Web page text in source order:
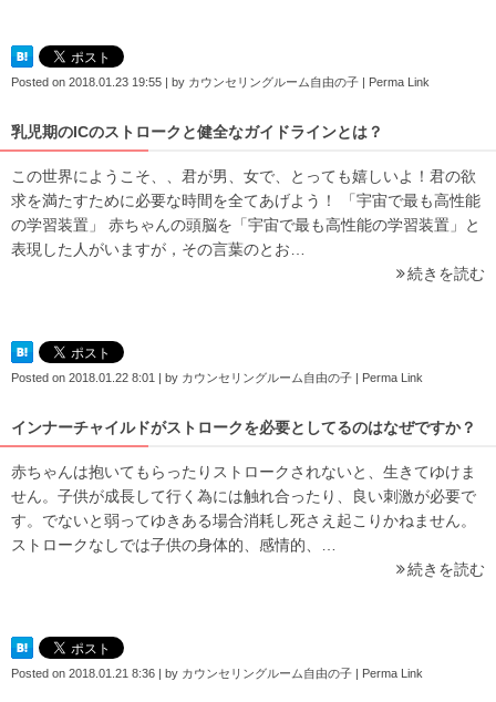
Posted on 2018.01.23 19:55 | by カウンセリングルーム自由の子 | Perma Link
乳児期のICのストロークと健全なガイドラインとは？
この世界にようこそ、、君が男、女で、とっても嬉しいよ！君の欲
求を満たすために必要な時間を全てあげよう！ 「宇宙で最も高性能
の学習装置」 赤ちゃんの頭脳を「宇宙で最も高性能の学習装置」と
表現した人がいますが，その言葉のとお…
続きを読む
Posted on 2018.01.22 8:01 | by カウンセリングルーム自由の子 | Perma Link
インナーチャイルドがストロークを必要としてるのはなぜですか？
赤ちゃんは抱いてもらったりストロークされないと、生きてゆけま
せん。子供が成長して行く為には触れ合ったり、良い刺激が必要で
す。でないと弱ってゆきある場合消耗し死さえ起こりかねません。
ストロークなしでは子供の身体的、感情的、…
続きを読む
Posted on 2018.01.21 8:36 | by カウンセリングルーム自由の子 | Perma Link